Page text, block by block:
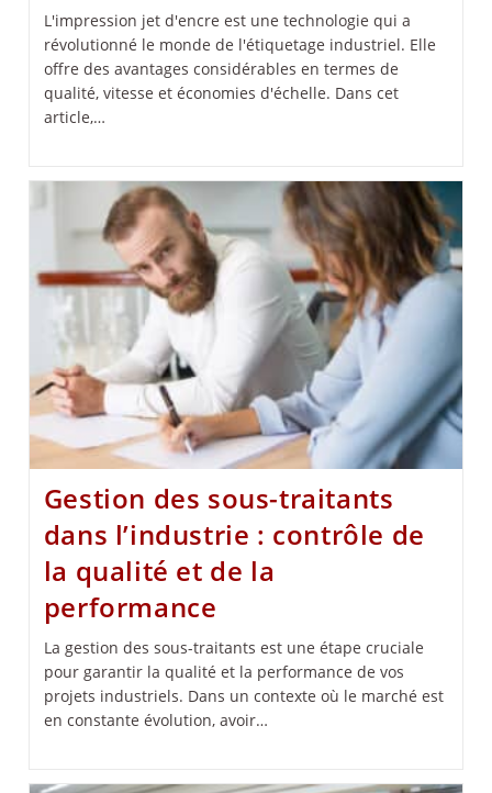
L'impression jet d'encre est une technologie qui a
révolutionné le monde de l'étiquetage industriel. Elle
offre des avantages considérables en termes de
qualité, vitesse et économies d'échelle. Dans cet
article,…
Gestion des sous-traitants
dans l’industrie : contrôle de
la qualité et de la
performance
La gestion des sous-traitants est une étape cruciale
pour garantir la qualité et la performance de vos
projets industriels. Dans un contexte où le marché est
en constante évolution, avoir…